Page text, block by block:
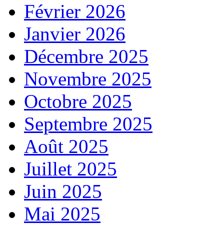
Février 2026
Janvier 2026
Décembre 2025
Novembre 2025
Octobre 2025
Septembre 2025
Août 2025
Juillet 2025
Juin 2025
Mai 2025